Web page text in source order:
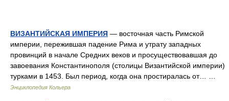
ВИЗАНТИЙСКАЯ ИМПЕРИЯ — восточная часть Римской
империи, пережившая падение Рима и утрату западных
провинций в начале Средних веков и просуществовавшая до
завоевания Константинополя (столицы Византийской империи)
турками в 1453. Был период, когда она простиралась от… …
Энциклопедия Кольера